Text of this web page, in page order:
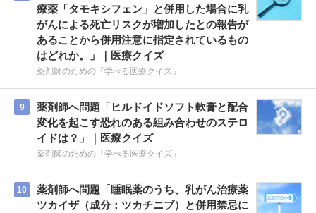
療薬「タモキシフェン」と併用した場合に乳
がんによる死亡リスクが増加したとの報告が
あることから併用注意に指定されているもの
はどれか。」｜医療クイズ
薬剤師のための「学べる医療クイズ」
9
薬剤師へ問題「ヒルドイドソフト軟膏と配合
変化を起こす恐れのある組み合わせのステロ
イドは？」｜医療クイズ
薬剤師のための「学べる医療クイズ」
10
薬剤師へ問題「睡眠薬のうち、乳がん治療薬
ツカイザ（成分：ツカチニブ）と併用禁忌に